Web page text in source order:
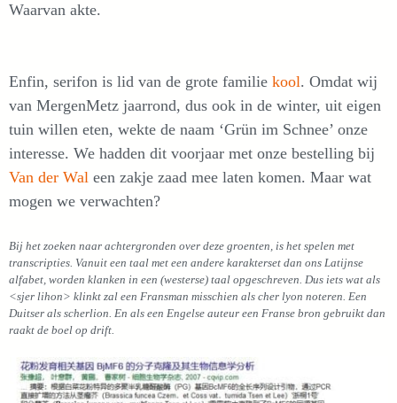
Waarvan akte.
Enfin, serifon is lid van de grote familie kool. Omdat wij
van MergenMetz jaarrond, dus ook in de winter, uit eigen
tuin willen eten, wekte de naam ‘Grün im Schnee’ onze
interesse. We hadden dit voorjaar met onze bestelling bij
Van der Wal een zakje zaad mee laten komen. Maar wat
mogen we verwachten?
Bij het zoeken naar achtergronden over deze groenten, is het spelen met
transcripties. Vanuit een taal met een andere karakterset dan ons Latijnse
alfabet, worden klanken in een (westerse) taal opgeschreven. Dus iets wat als
<sjer lihon> klinkt zal een Fransman misschien als cher lyon noteren. Een
Duitser als scherlion. En als een Engelse auteur een Franse bron gebruikt dan
raakt de boel op drift.